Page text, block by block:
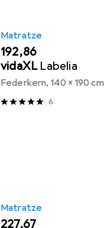
Matratze
EUR
192,86
vidaXL Labelia
Federkern, 140 x 190 cm
6
Matratze
EUR
227,67